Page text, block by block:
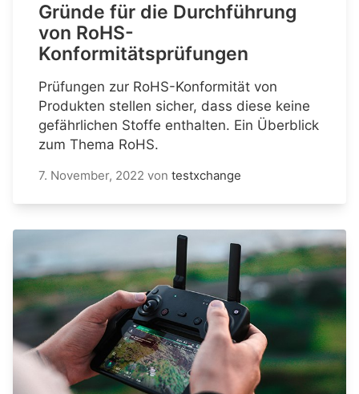
Gründe für die Durchführung
von RoHS-
Konformitätsprüfungen
Prüfungen zur RoHS-Konformität von
Produkten stellen sicher, dass diese keine
gefährlichen Stoffe enthalten. Ein Überblick
zum Thema RoHS.
7. November, 2022 von testxchange